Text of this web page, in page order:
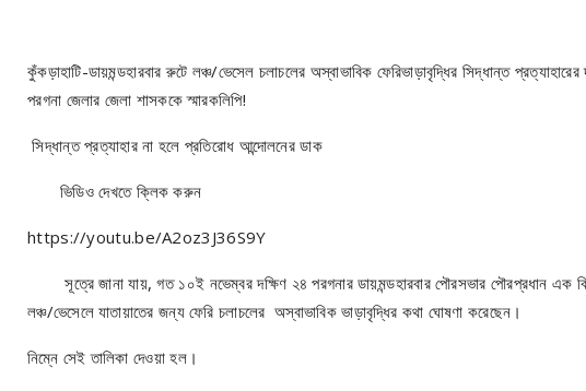
কুঁকড়াহাটি-ডায়মন্ডহারবার রুটে লঞ্চ/ভেসেল চলাচলের অস্বাভাবিক ফেরিভাড়াবৃদ্ধির সিদ্ধান্ত প্রত্যাহারের
পরগনা জেলার জেলা শাসককে স্মারকলিপি!
সিদ্ধান্ত প্রত্যাহার না হলে প্রতিরোধ আন্দোলনের ডাক
ভিডিও দেখতে ক্লিক করুন
https://youtu.be/A2oz3J36S9Y
সূত্রে জানা যায়, গত ১০ই নভেম্বর দক্ষিণ ২৪ পরগনার ডায়মন্ডহারবার পৌরসভার পৌরপ্রধান এক
লঞ্চ/ভেসেলে যাতায়াতের জন্য ফেরি চলাচলের অস্বাভাবিক ভাড়াবৃদ্ধির কথা ঘোষণা করেছেন।
নিম্নে সেই তালিকা দেওয়া হল।